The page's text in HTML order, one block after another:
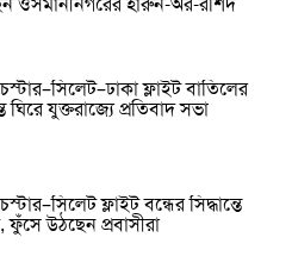
ওসমানীনগরের হারুন-অর-রশিদ
ফ্লাইট বাতিলের
ঘিরে যুক্তরাজ্যে প্রতিবাদ সভা
ফ্লাইট বন্ধের সিদ্ধান্তে
ফুঁসে উঠছেন প্রবাসীরা